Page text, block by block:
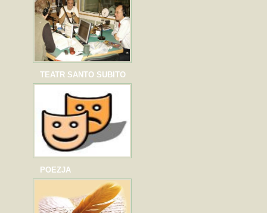
TEATR SANTO SUBITO
POEZJA